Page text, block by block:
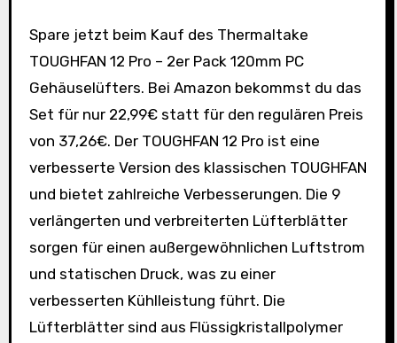
Spare jetzt beim Kauf des Thermaltake
TOUGHFAN 12 Pro – 2er Pack 120mm PC
Gehäuselüfters. Bei Amazon bekommst du das
Set für nur 22,99€ statt für den regulären Preis
von 37,26€. Der TOUGHFAN 12 Pro ist eine
verbesserte Version des klassischen TOUGHFAN
und bietet zahlreiche Verbesserungen. Die 9
verlängerten und verbreiterten Lüfterblätter
sorgen für einen außergewöhnlichen Luftstrom
und statischen Druck, was zu einer
verbesserten Kühlleistung führt. Die
Lüfterblätter sind aus Flüssigkristallpolymer